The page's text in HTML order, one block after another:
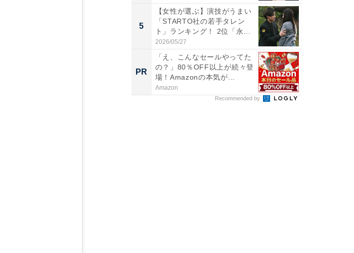
5
【女性が選ぶ】演技がうまい
「STARTO社の若手タレン
ト」ランキング！ 2位「永...
2026/05/27
PR
「え、こんなセールやってた
の？」80％OFF以上が続々登
場！Amazonの本気が...
Amazon
Recommended by